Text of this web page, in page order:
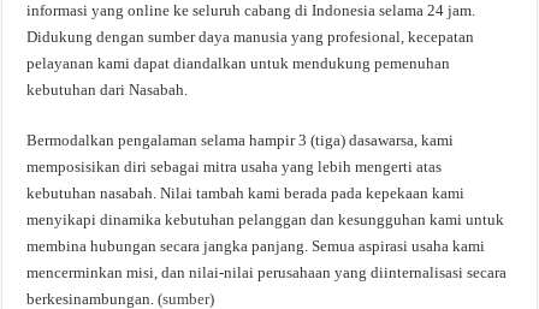
informasi yang online ke seluruh cabang di Indonesia selama 24 jam.
Didukung dengan sumber daya manusia yang profesional, kecepatan
pelayanan kami dapat diandalkan untuk mendukung pemenuhan
kebutuhan dari Nasabah.
Bermodalkan pengalaman selama hampir 3 (tiga) dasawarsa, kami
memposisikan diri sebagai mitra usaha yang lebih mengerti atas
kebutuhan nasabah. Nilai tambah kami berada pada kepekaan kami
menyikapi dinamika kebutuhan pelanggan dan kesungguhan kami untuk
membina hubungan secara jangka panjang. Semua aspirasi usaha kami
mencerminkan misi, dan nilai-nilai perusahaan yang diinternalisasi secara
berkesinambungan. (sumber)